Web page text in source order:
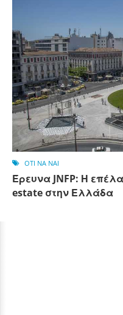
OTI NA NAI
Έρευνα JNFP: Η
estate στην Ελλάδα